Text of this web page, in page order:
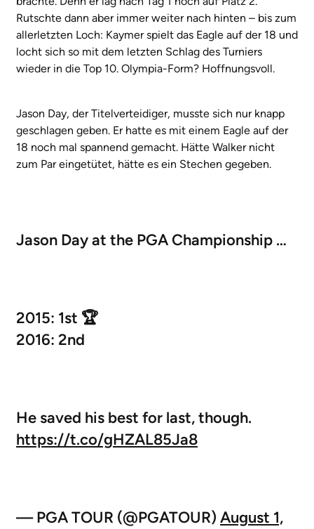
Rutschte dann aber immer weiter nach hinten – bis zum
allerletzten Loch: Kaymer spielt das Eagle auf der 18 und
locht sich so mit dem letzten Schlag des Turniers
wieder in die Top 10. Olympia-Form? Hoffnungsvoll.
Jason Day, der Titelverteidiger, musste sich nur knapp
geschlagen geben. Er hatte es mit einem Eagle auf der
18 noch mal spannend gemacht. Hätte Walker nicht
zum Par eingetütet, hätte es ein Stechen gegeben.
Jason Day at the PGA Championship …
2015: 1st 🏆
2016: 2nd
He saved his best for last, though.
https://t.co/gHZAL85Ja8
— PGA TOUR (@PGATOUR) August 1,